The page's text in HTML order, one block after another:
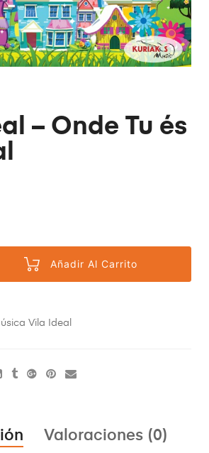
– Onde Tu és
Añadir Al Carrito
Vila Ideal
Valoraciones (0)